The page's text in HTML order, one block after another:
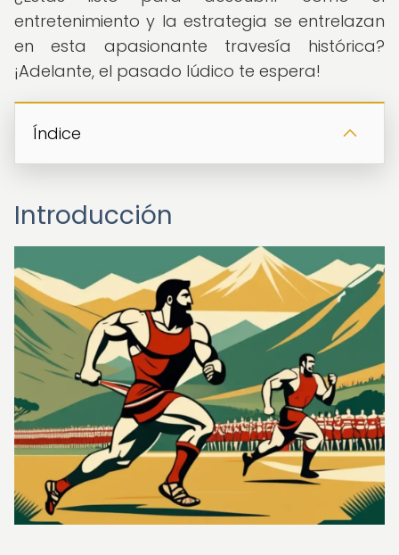
entretenimiento y la estrategia se entrelazan
en esta apasionante travesía histórica?
¡Adelante, el pasado lúdico te espera!
Índice
Introducción